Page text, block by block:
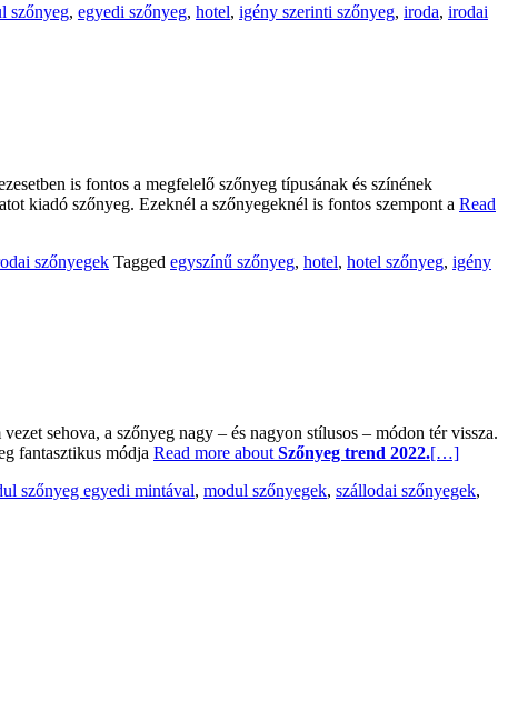
szőnyeg, egyedi szőnyeg, hotel, igény szerinti szőnyeg, iroda, irodai
is fontos a megfelelő szőnyeg típusának és színének
kiadó szőnyeg. Ezeknél a szőnyegeknél is fontos szempont a Read
szőnyegek Tagged egyszínű szőnyeg, hotel, hotel szőnyeg, igény
sehova, a szőnyeg nagy – és nagyon stílusos – módon tér vissza.
fantasztikus módja Read more about Szőnyeg trend 2022.[…]
szőnyeg egyedi mintával, modul szőnyegek, szállodai szőnyegek,